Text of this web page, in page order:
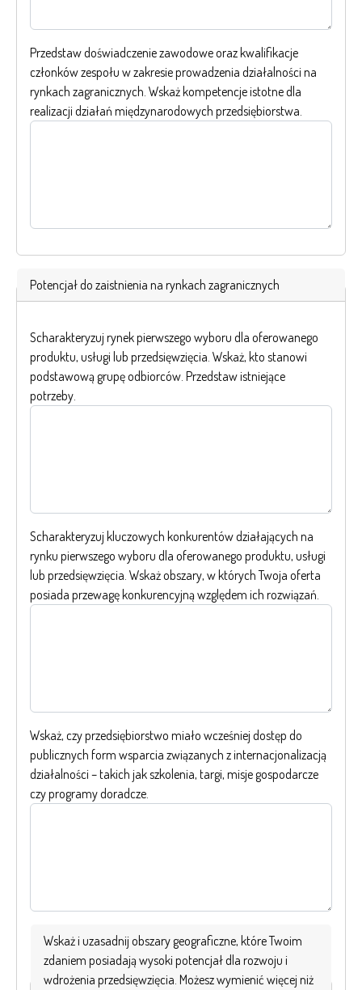
Przedstaw doświadczenie zawodowe oraz kwalifikacje
członków zespołu w zakresie prowadzenia działalności na
rynkach zagranicznych. Wskaż kompetencje istotne dla
realizacji działań międzynarodowych przedsiębiorstwa.
Potencjał do zaistnienia na rynkach zagranicznych
Scharakteryzuj rynek pierwszego wyboru dla oferowanego
produktu, usługi lub przedsięwzięcia. Wskaż, kto stanowi
podstawową grupę odbiorców. Przedstaw istniejące
potrzeby.
Scharakteryzuj kluczowych konkurentów działających na
rynku pierwszego wyboru dla oferowanego produktu, usługi
lub przedsięwzięcia. Wskaż obszary, w których Twoja oferta
posiada przewagę konkurencyjną względem ich rozwiązań.
Wskaż, czy przedsiębiorstwo miało wcześniej dostęp do
publicznych form wsparcia związanych z internacjonalizacją
działalności – takich jak szkolenia, targi, misje gospodarcze
czy programy doradcze.
Wskaż i uzasadnij obszary geograficzne, które Twoim
zdaniem posiadają wysoki potencjał dla rozwoju i
wdrożenia przedsięwzięcia. Możesz wymienić więcej niż